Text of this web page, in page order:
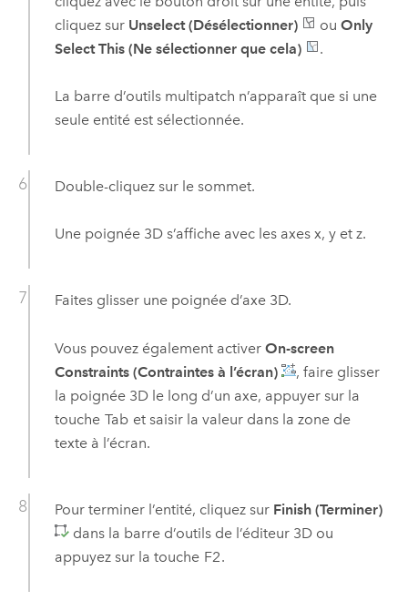
cliquez sur Unselect (Désélectionner) ou Only
Select This (Ne sélectionner que cela)
.
La barre d’outils multipatch n’apparaît que si une
seule entité est sélectionnée.
Double-cliquez sur le sommet.
Une poignée 3D s’affiche avec les axes x, y et z.
Faites glisser une poignée d’axe 3D.
Vous pouvez également activer On-screen
Constraints (Contraintes à l’écran)
, faire glisser
la poignée 3D le long d’un axe, appuyer sur la
touche Tab et saisir la valeur dans la zone de
texte à l’écran.
Pour terminer l’entité, cliquez sur Finish (Terminer)
dans la barre d’outils de l’éditeur 3D ou
appuyez sur la touche F2.